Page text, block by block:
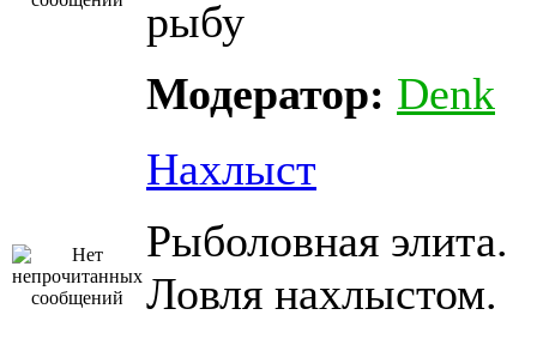
рыбу
Модератор: Denk
Нахлыст
Рыболовная элита.
Ловля нахлыстом.